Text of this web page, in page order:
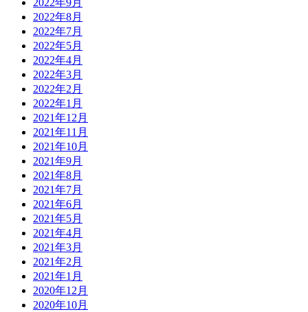
2022年8月
2022年7月
2022年5月
2022年4月
2022年3月
2022年2月
2022年1月
2021年12月
2021年11月
2021年10月
2021年9月
2021年8月
2021年7月
2021年6月
2021年5月
2021年4月
2021年3月
2021年2月
2021年1月
2020年12月
2020年10月